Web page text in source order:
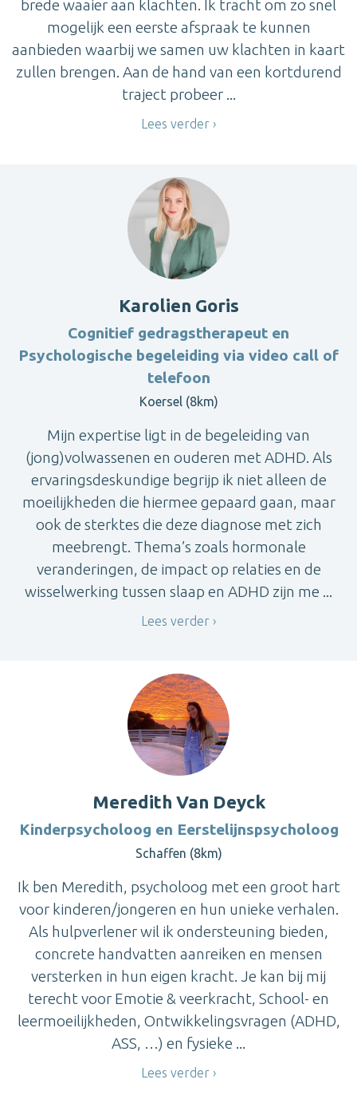
brede waaier aan klachten. Ik tracht om zo snel
mogelijk een eerste afspraak te kunnen
aanbieden waarbij we samen uw klachten in kaart
zullen brengen. Aan de hand van een kortdurend
traject probeer ...
Lees verder
Karolien Goris
Cognitief gedragstherapeut en
Psychologische begeleiding via video call of
telefoon
Koersel (8km)
Mijn expertise ligt in de begeleiding van
(jong)volwassenen en ouderen met ADHD. Als
ervaringsdeskundige begrijp ik niet alleen de
moeilijkheden die hiermee gepaard gaan, maar
ook de sterktes die deze diagnose met zich
meebrengt. Thema’s zoals hormonale
veranderingen, de impact op relaties en de
wisselwerking tussen slaap en ADHD zijn me ...
Lees verder
Meredith Van Deyck
Kinderpsycholoog en Eerstelijnspsycholoog
Schaffen (8km)
Ik ben Meredith, psycholoog met een groot hart
voor kinderen/jongeren en hun unieke verhalen.
Als hulpverlener wil ik ondersteuning bieden,
concrete handvatten aanreiken en mensen
versterken in hun eigen kracht. Je kan bij mij
terecht voor Emotie & veerkracht, School- en
leermoeilijkheden, Ontwikkelingsvragen (ADHD,
ASS, …) en fysieke ...
Lees verder